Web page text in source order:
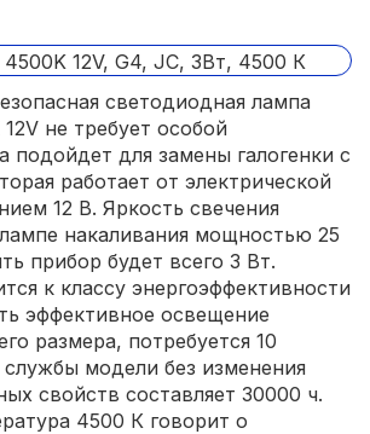
светодиодная лампа
не требует особой
подойдет для замены галогенки с
работает от электрической
12 В. Яркость свечения
накаливания мощностью 25
прибор будет всего 3 Вт.
к классу энергоэффективности
эффективное освещение
размера, потребуется 10
модели без изменения
свойств составляет 30000 ч.
4500 К говорит о